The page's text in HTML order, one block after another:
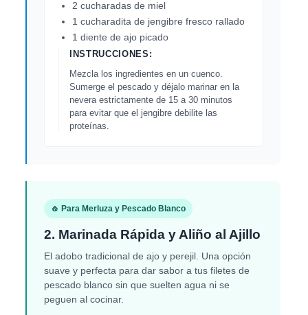
2 cucharadas de miel
1 cucharadita de jengibre fresco rallado
1 diente de ajo picado
INSTRUCCIONES:
Mezcla los ingredientes en un cuenco.
Sumerge el pescado y déjalo marinar en la
nevera estrictamente de 15 a 30 minutos
para evitar que el jengibre debilite las
proteínas.
🧄 Para Merluza y Pescado Blanco
2. Marinada Rápida y Aliño al Ajillo
El adobo tradicional de ajo y perejil. Una opción
suave y perfecta para dar sabor a tus filetes de
pescado blanco sin que suelten agua ni se
peguen al cocinar.